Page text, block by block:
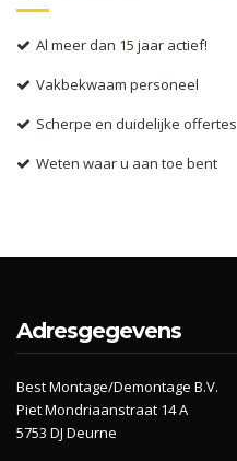
Al meer dan 15 jaar actief!
Vakbekwaam personeel
Scherpe en duidelijke offertes
Weten waar u aan toe bent
Adresgegevens
Best Montage/Demontage B.V.
Piet Mondriaanstraat 14 A
5753 DJ Deurne